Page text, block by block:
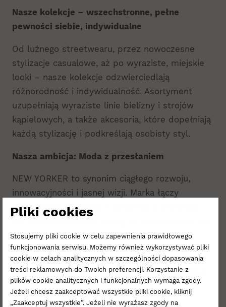
Nasze kolekcje – wszechstronne, pełne
pewności siebie, indywidualne
Od luźnego streetwearu, przez nowoczesne
stylizacje casualowe, aż po wyraziste, miejskie
looki – nasze kolekcje odzwierciedlają
różnorodność i indywidualność. Asortyment
uzupełniają wyraziste linie bielizny i strojów
kąpielowych, a także akcesoria, które dopełniają
każdą stylizację i podkreślają osobisty styl.
Nasza ambicja: Moda z przesłaniem
NEW YORKER to synonim ciągłego rozwoju,
innowacyjności i jasnej wizji. Marka łączy
świadomość trendów z dynamiką biznesową –
blisko ludzi.
Wierzymy w silne osobowości, odważne
pomysły i kulturę, która postrzega zmiany jako
szansę. Zarówno w bezpośrednim kontakcie
z klientem, jak i za kulisami – tworzymy
Pliki cookies
Stosujemy pliki cookie w celu zapewnienia prawidłowego
funkcjonowania serwisu. Możemy również wykorzystywać pliki
cookie w celach analitycznych w szczególności dopasowania
treści reklamowych do Twoich preferencji. Korzystanie z
plików cookie analitycznych i funkcjonalnych wymaga zgody.
Jeżeli chcesz zaakceptować wszystkie pliki cookie, kliknij
„Zaakceptuj wszystkie”. Jeżeli nie wyrażasz zgody na